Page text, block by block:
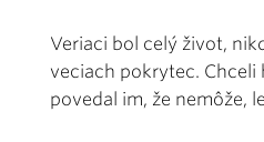
Veriaci bol celý život,
veciach pokrytec. Chceli
povedal im, že nemôže,